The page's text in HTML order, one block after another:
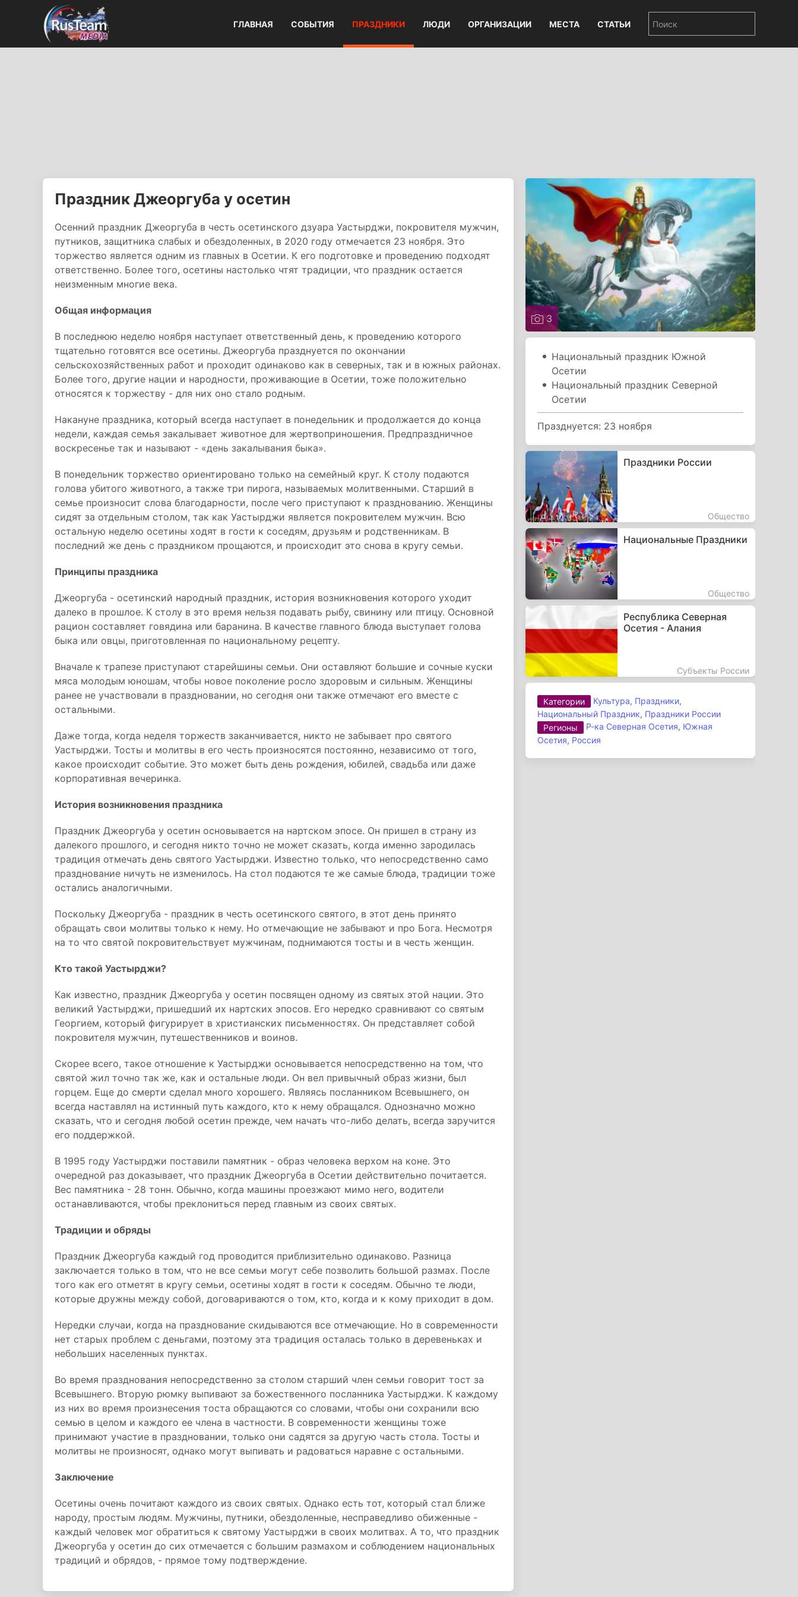
ГЛАВНАЯ СОБЫТИЯ ПРАЗДНИКИ ЛЮДИ ОРГАНИЗАЦИИ МЕСТА СТАТЬИ
Праздник Джеоргуба у осетин
Осенний праздник Джеоргуба в честь осетинского дзуара Уастырджи, покровителя мужчин,
путников, защитника слабых и обездоленных, в 2020 году отмечается 23 ноября. Это
торжество является одним из главных в Осетии. К его подготовке и проведению подходят
ответственно. Более того, осетины настолько чтят традиции, что праздник остается
неизменным многие века.
Общая информация
В последнюю неделю ноября наступает ответственный день, к проведению которого
тщательно готовятся все осетины. Джеоргуба празднуется по окончании
сельскохозяйственных работ и проходит одинаково как в северных, так и в южных районах.
Более того, другие нации и народности, проживающие в Осетии, тоже положительно
относятся к торжеству - для них оно стало родным.
Накануне праздника, который всегда наступает в понедельник и продолжается до конца
недели, каждая семья закалывает животное для жертвоприношения. Предпраздничное
воскресенье так и называют - «день закалывания быка».
В понедельник торжество ориентировано только на семейный круг. К столу подаются
голова убитого животного, а также три пирога, называемых молитвенными. Старший в
семье произносит слова благодарности, после чего приступают к празднованию. Женщины
сидят за отдельным столом, так как Уастырджи является покровителем мужчин. Всю
остальную неделю осетины ходят в гости к соседям, друзьям и родственникам. В
последний же день с праздником прощаются, и происходит это снова в кругу семьи.
Принципы праздника
Джеоргуба - осетинский народный праздник, история возникновения которого уходит
далеко в прошлое. К столу в это время нельзя подавать рыбу, свинину или птицу. Основной
рацион составляет говядина или баранина. В качестве главного блюда выступает голова
быка или овцы, приготовленная по национальному рецепту.
Вначале к трапезе приступают старейшины семьи. Они оставляют большие и сочные куски
мяса молодым юношам, чтобы новое поколение росло здоровым и сильным. Женщины
ранее не участвовали в праздновании, но сегодня они также отмечают его вместе с
остальными.
Даже тогда, когда неделя торжеств заканчивается, никто не забывает про святого
Уастырджи. Тосты и молитвы в его честь произносятся постоянно, независимо от того,
какое происходит событие. Это может быть день рождения, юбилей, свадьба или даже
корпоративная вечеринка.
История возникновения праздника
Праздник Джеоргуба у осетин основывается на нартском эпосе. Он пришел в страну из
далекого прошлого, и сегодня никто точно не может сказать, когда именно зародилась
традиция отмечать день святого Уастырджи. Известно только, что непосредственно само
празднование ничуть не изменилось. На стол подаются те же самые блюда, традиции тоже
остались аналогичными.
Поскольку Джеоргуба - праздник в честь осетинского святого, в этот день принято
обращать свои молитвы только к нему. Но отмечающие не забывают и про Бога. Несмотря
на то что святой покровительствует мужчинам, поднимаются тосты и в честь женщин.
Кто такой Уастырджи?
Как известно, праздник Джеоргуба у осетин посвящен одному из святых этой нации. Это
великий Уастырджи, пришедший их нартских эпосов. Его нередко сравнивают со святым
Георгием, который фигурирует в христианских письменностях. Он представляет собой
покровителя мужчин, путешественников и воинов.
Скорее всего, такое отношение к Уастырджи основывается непосредственно на том, что
святой жил точно так же, как и остальные люди. Он вел привычный образ жизни, был
горцем. Еще до смерти сделал много хорошего. Являясь посланником Всевышнего, он
всегда наставлял на истинный путь каждого, кто к нему обращался. Однозначно можно
сказать, что и сегодня любой осетин прежде, чем начать что-либо делать, всегда заручится
его поддержкой.
В 1995 году Уастырджи поставили памятник - образ человека верхом на коне. Это
очередной раз доказывает, что праздник Джеоргуба в Осетии действительно почитается.
Вес памятника - 28 тонн. Обычно, когда машины проезжают мимо него, водители
останавливаются, чтобы преклониться перед главным из своих святых.
Традиции и обряды
Праздник Джеоргуба каждый год проводится приблизительно одинаково. Разница
заключается только в том, что не все семьи могут себе позволить большой размах. После
того как его отметят в кругу семьи, осетины ходят в гости к соседям. Обычно те люди,
которые дружны между собой, договариваются о том, кто, когда и к кому приходит в дом.
Нередки случаи, когда на празднование скидываются все отмечающие. Но в современности
нет старых проблем с деньгами, поэтому эта традиция осталась только в деревеньках и
небольших населенных пунктах.
Во время празднования непосредственно за столом старший член семьи говорит тост за
Всевышнего. Вторую рюмку выпивают за божественного посланника Уастырджи. К каждому
из них во время произнесения тоста обращаются со словами, чтобы они сохранили всю
семью в целом и каждого ее члена в частности. В современности женщины тоже
принимают участие в праздновании, только они садятся за другую часть стола. Тосты и
молитвы не произносят, однако могут выпивать и радоваться наравне с остальными.
Заключение
Осетины очень почитают каждого из своих святых. Однако есть тот, который стал ближе
народу, простым людям. Мужчины, путники, обездоленные, несправедливо обиженные -
каждый человек мог обратиться к святому Уастырджи в своих молитвах. А то, что праздник
Джеоргуба у осетин до сих отмечается с большим размахом и соблюдением национальных
традиций и обрядов, - прямое тому подтверждение.
3
Национальный праздник Южной
Осетии
Национальный праздник Северной
Осетии
Празднуется: 23 ноября
Праздники России
Общество
Национальные Праздники
Общество
Республика Северная
Осетия - Алания
Субъекты России
Категории Культура, Праздники,
Национальный Праздник, Праздники России
Регионы
Р-ка Северная Осетия, Южная
Осетия, Россия